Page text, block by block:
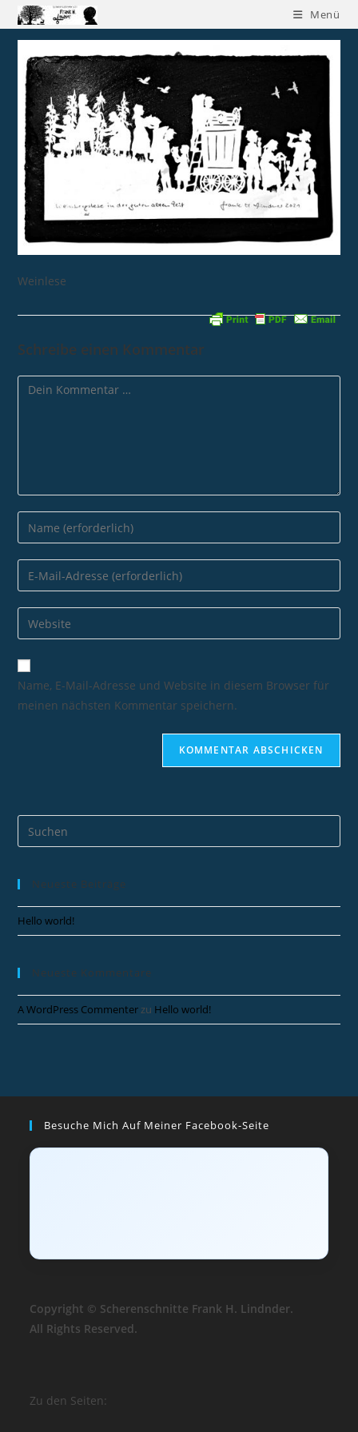
Menü
Weinlese
Schreibe einen Kommentar
Name, E-Mail-Adresse und Website in diesem Browser für
meinen nächsten Kommentar speichern.
Neueste Beiträge
Hello world!
Neueste Kommentare
A WordPress Commenterzu Hello world!
Besuche Mich Auf Meiner Facebook-Seite
Copyright © Scherenschnitte Frank H. Lindnder.
All Rights Reserved.
Zu den Seiten: